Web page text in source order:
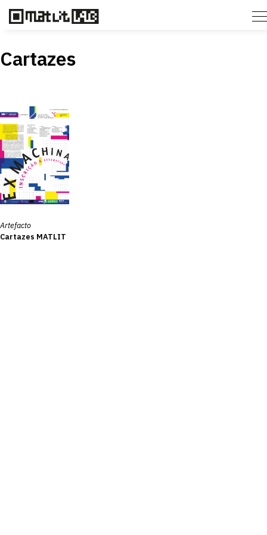
Cartazes
Artefacto
Cartazes MATLIT